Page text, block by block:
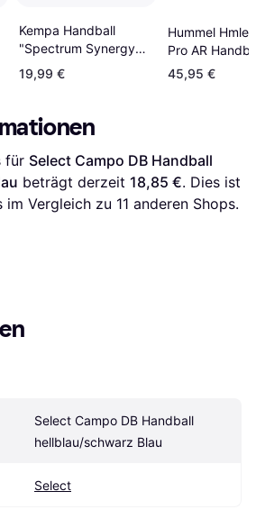
Kempa Handball
"Spectrum Synergy
Primo"
19,99 €
Hummel
Pro AR
Vert
45,95 €
für Select Campo DB Handball
beträgt derzeit 18,85 €. Dies ist
im Vergleich zu 11 anderen Shops.
Select Campo DB Handball
hellblau/schwarz Blau
Select